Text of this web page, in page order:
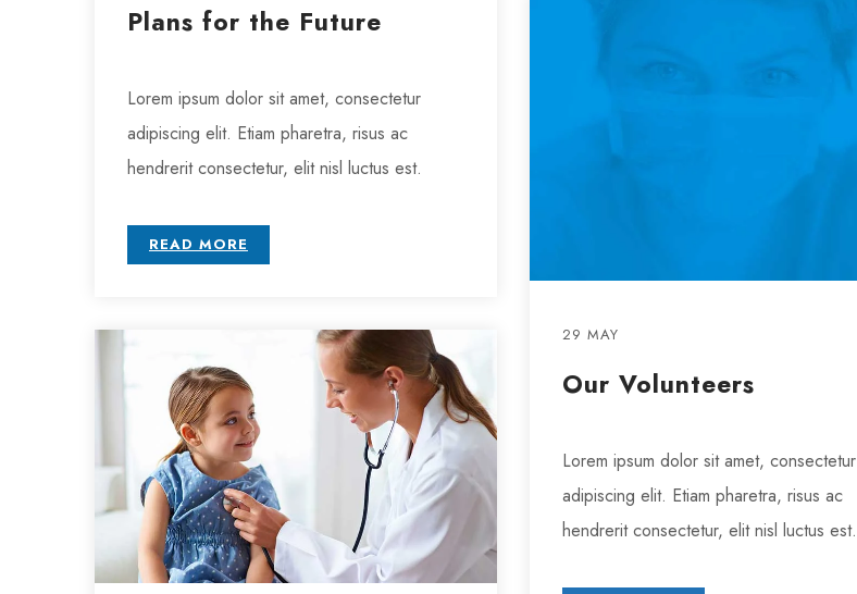
Plans for the Future
Lorem ipsum dolor sit amet, consectetur
adipiscing elit. Etiam pharetra, risus ac
hendrerit consectetur, elit nisl luctus est.
READ MORE
29 MAY
Our Volunteers
Lorem ipsum dolor sit amet, consectetur
adipiscing elit. Etiam pharetra, risus ac
hendrerit consectetur, elit nisl luctus est.